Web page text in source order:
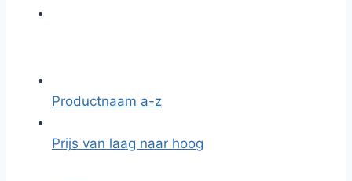
Productnaam a-z
Prijs van laag naar hoog